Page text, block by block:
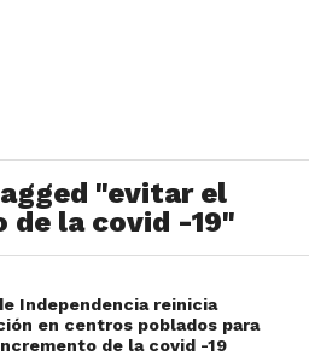
"evitar el
de la covid -19"
Independencia reinicia
en centros poblados para
de la covid -19